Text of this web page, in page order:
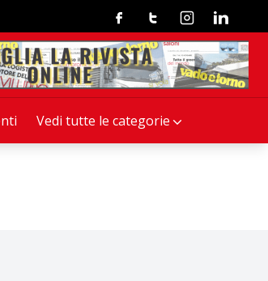
Vedi tutte le categorie
FacebookTwitterInstagramLinkedin